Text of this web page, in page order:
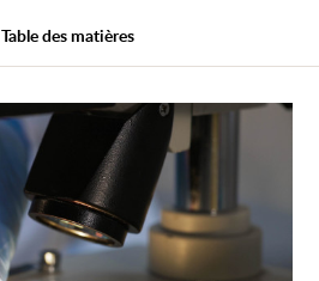
(LLC)
Table des matières